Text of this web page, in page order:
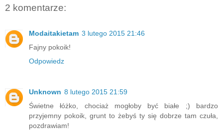
2 komentarze:
Modaitakietam 3 lutego 2015 21:46
Fajny pokoik!
Odpowiedz
Unknown 8 lutego 2015 21:59
Świetne łóżko, chociaż mogłoby być białe ;) bardzo
przyjemny pokoik, grunt to żebyś ty się dobrze tam czuła,
pozdrawiam!